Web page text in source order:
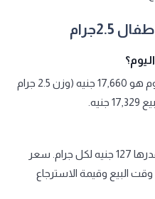
سعر شراء تيتينة اطفال 2.5جرام اليوم هو 17,660 جنيه (وزن 2.5 جرام
نعم، سعر الشراء يشمل مصنعية قدرها 127 جنيه لكل جرام. سعر
البيع وقيمة الاسترجاع